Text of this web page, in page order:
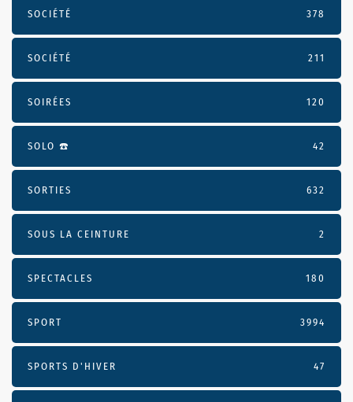
SOCIÉTÉ 378
SOCIÉTÉ 211
SOIRÉES 120
SOLO ☎️ 42
SORTIES 632
SOUS LA CEINTURE 2
SPECTACLES 180
SPORT 3994
SPORTS D'HIVER 47